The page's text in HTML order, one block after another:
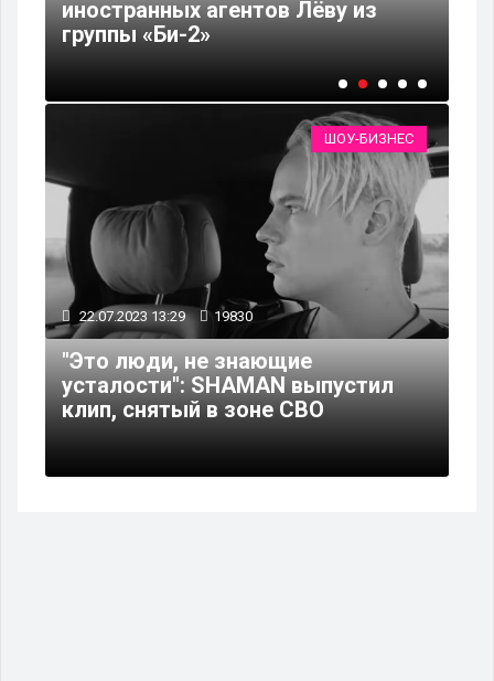
иностранных агентов Лёву из
группы «Би-2»
ШОУ-БИЗНЕС
22.07.2023 13:29 19830
"Это люди, не знающие
усталости": SHAMAN выпустил
клип, снятый в зоне СВО